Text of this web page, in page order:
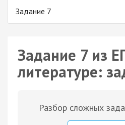
Задание 7
Задание 7 из
литературе:
Разбор сложных